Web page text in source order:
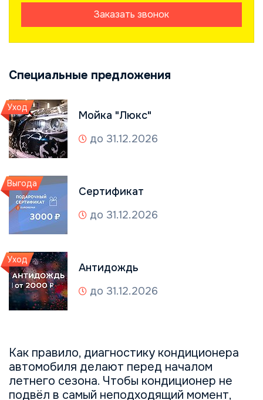
Как правило, диагностику кондиционера
автомобиля делают перед началом
летнего сезона. Чтобы кондиционер не
подвёл в самый неподходящий момент,
Заказать звонок
Специальные предложения
Уход
Мойка "Люкс"
до 31.12.2026
Выгода
Сертификат
до 31.12.2026
Уход
Антидождь
до 31.12.2026